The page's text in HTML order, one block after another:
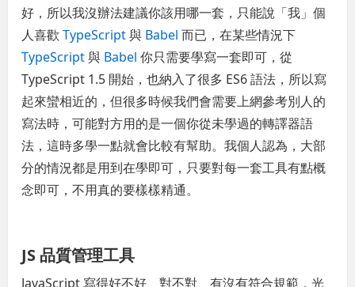
好，所以我沒辦法建議你該用哪一套，只能說「我」個
人喜歡TypeScript與 Babel 而已，在某些情況下
TypeScript與 Babel 你只需要學寫一套即可，從
TypeScript 1.5 開始，也納入了很多 ES6 語法，所以寫
起來蠻相近的，但很多時候我們會需要上網參考別人的
寫法時，可能對方用的是一個你從未學過的轉譯器語
法，這時多學一點就會比較有幫助。我個人認為，大部
分的情況都是用到在學即可，只要對每一套工具有點概
念即可，不用真的要樣樣精通。
JS 品質管理工具
JavaScript 寫得好不好、對不對、有沒有符合規範，光